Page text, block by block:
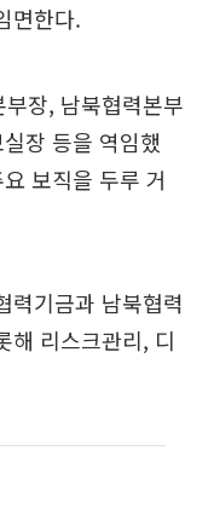
면한다.
장, 남북협력본부
장 등을 역임했
보직을 두루 거
력기금과 남북협력
해 리스크관리, 디